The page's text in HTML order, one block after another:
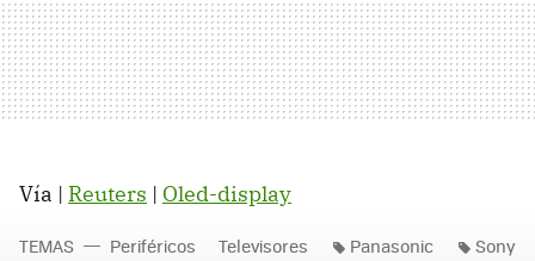
Vía | Reuters | Oled-display
TEMAS Periféricos Televisores Panasonic Sony